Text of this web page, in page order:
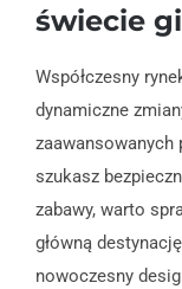
świecie
Współczesny
dynamiczne
szukasz
zabawy, warto
główną
nowoczesny